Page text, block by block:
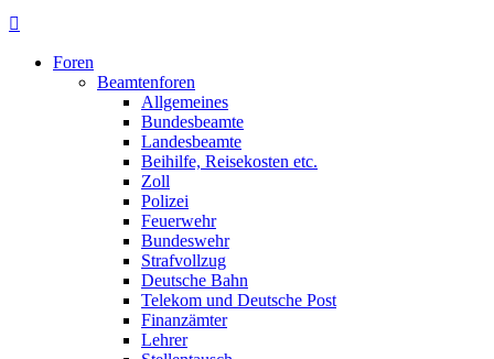
Foren
Beamtenforen
Allgemeines
Bundesbeamte
Landesbeamte
Beihilfe, Reisekosten etc.
Zoll
Polizei
Feuerwehr
Bundeswehr
Strafvollzug
Deutsche Bahn
Telekom und Deutsche Post
Finanzämter
Lehrer